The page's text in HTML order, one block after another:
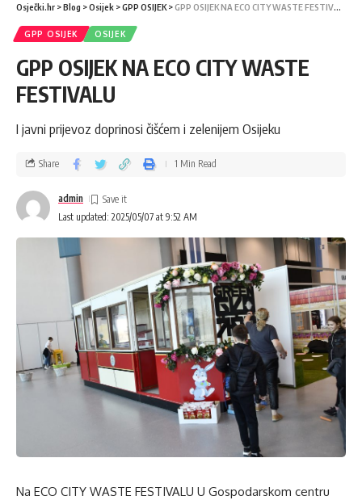
Osječki.hr >Blog >Osijek >GPP OSIJEK>GPP OSIJEK NA ECO CITY WASTE FESTIVALU
GPP OSIJEK OSIJEK
GPP OSIJEK NA ECO CITY WASTE
FESTIVALU
I javni prijevoz doprinosi čišćem i zelenijem Osijeku
Last updated: 2025/05/07 at 9:52 AM
admin
Share 1 Min Read
Na ECO CITY WASTE FESTIVALU U Gospodarskom centru